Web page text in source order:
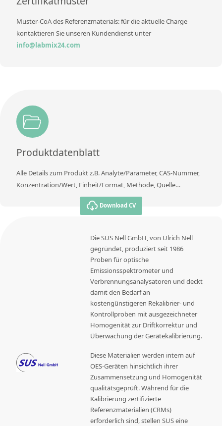
Muster-CoA des Referenzmaterials: für die aktuelle Charge
kontaktieren Sie unseren Kundendienst unter
info@labmix24.com
Produktdatenblatt
Alle Details zum Produkt z.B. Analyte/Parameter, CAS-Nummer,
Konzentration/Wert, Einheit/Format, Methode, Quelle…
Download CV
Die SUS Nell GmbH, von Ulrich Nell
gegründet, produziert seit 1986
Proben für optische
Emissionsspektrometer und
Verbrennungsanalysatoren und deckt
damit den Bedarf an
kostengünstigeren Rekalibrier- und
Kontrollproben mit ausgezeichneter
Homogenität zur Driftkorrektur und
Überwachung der Gerätekalibrierung.
Diese Materialien werden intern auf
OES-Geräten hinsichtlich ihrer
Zusammensetzung und Homogenität
qualitätsgeprüft. Während für die
Kalibrierung zertifizierte
Referenzmaterialien (CRMs)
erforderlich sind, stellen SUS eine